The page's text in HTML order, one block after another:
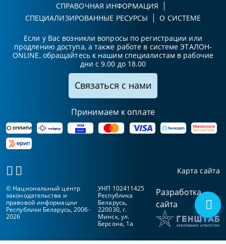
СПРАВОЧНАЯ ИНФОРМАЦИЯ
СПЕЦИАЛИЗИРОВАННЫЕ РЕСУРСЫ
О СИСТЕМЕ
Если у Вас возникли вопросы по регистрации или
продлению доступа, а также работе в системе ЭТАЛОН-
ONLINE, обращайтесь к нашим специалистам в рабочие
дни с 9.00 до 18.00
Связаться с нами
Принимаем к оплате
Карта сайта
© Национальный центр
законодательства и
правовой информации
Республики Беларусь, 2006-
2026
УНП 102411425
Республика
Беларусь,
220030, г.
Минск, ул.
Берсона, 1а
Разработка
сайта